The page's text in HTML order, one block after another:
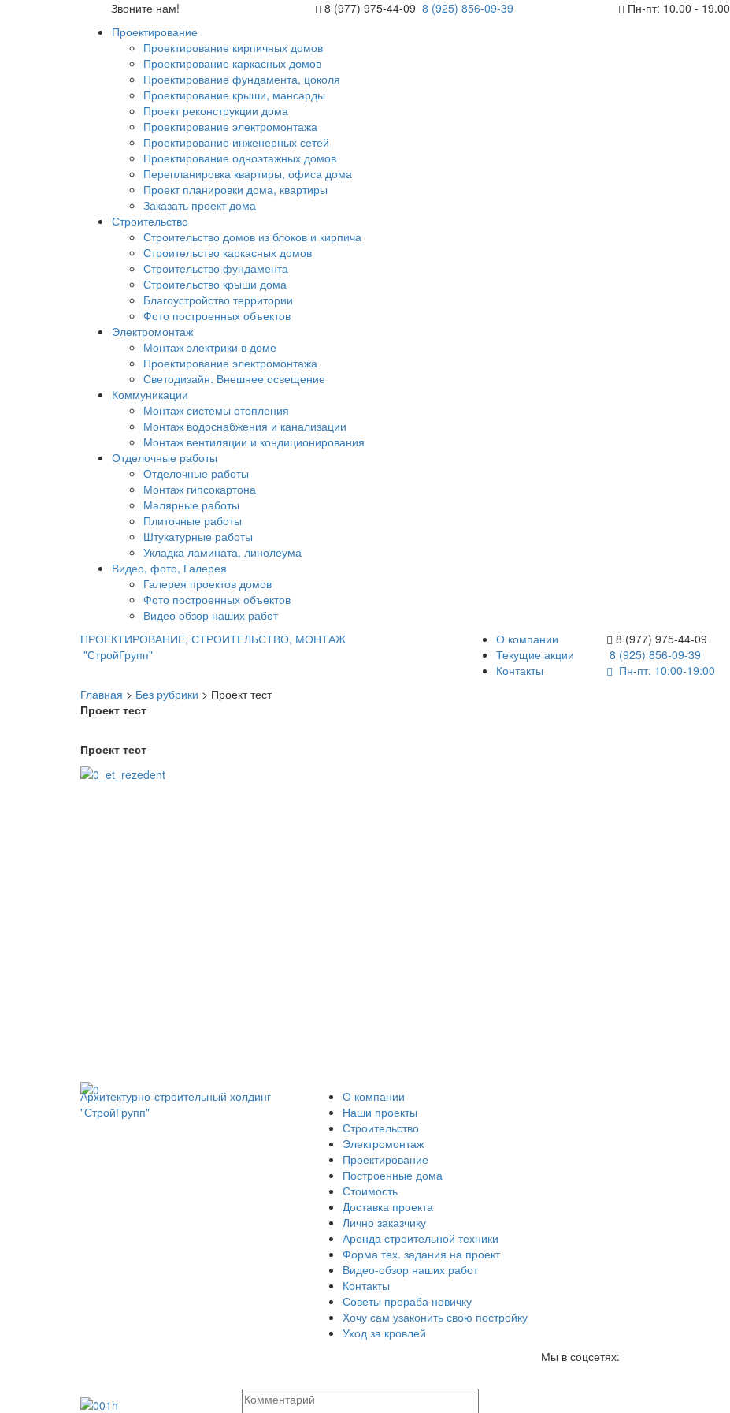
Звоните нам! 8 (977) 975-44-09 8 (925) 856-09-39 Пн-пт: 10.00 - 19.00
Проектирование
Проектирование кирпичных домов
Проектирование каркасных домов
Проектирование фундамента, цоколя
Проектирование крыши, мансарды
Проект реконструкции дома
Проектирование электромонтажа
Проектирование инженерных сетей
Проектирование одноэтажных домов
Перепланировка квартиры, офиса дома
Проект планировки дома, квартиры
Заказать проект дома
Строительство
Строительство домов из блоков и кирпича
Строительство каркасных домов
Строительство фундамента
Строительство крыши дома
Благоустройство территории
Фото построенных объектов
Электромонтаж
Монтаж электрики в доме
Проектирование электромонтажа
Светодизайн. Внешнее освещение
Коммуникации
Монтаж системы отопления
Монтаж водоснабжения и канализации
Монтаж вентиляции и кондиционирования
Отделочные работы
Отделочные работы
Монтаж гипсокартона
Малярные работы
Плиточные работы
Штукатурные работы
Укладка ламината, линолеума
Видео, фото, Галерея
Галерея проектов домов
Фото построенных объектов
Видео обзор наших работ
ПРОЕКТИРОВАНИЕ, СТРОИТЕЛЬСТВО, МОНТАЖ
"СтройГрупп"
О компании
Текущие акции
Контакты
8 (977) 975-44-09
8 (925) 856-09-39
Пн-пт: 10:00-19:00
Главная > Без рубрики > Проект тест
Проект тест
Проект тест
Архитектурно-строительный холдинг
"СтройГрупп"
О компании
Наши проекты
Строительство
Электромонтаж
Проектирование
Построенные дома
Стоимость
Доставка проекта
Лично заказчику
Аренда строительной техники
Форма тех. задания на проект
Видео-обзор наших работ
Контакты
Советы прораба новичку
Хочу сам узаконить свою постройку
Уход за кровлей
Мы в соцсетях: